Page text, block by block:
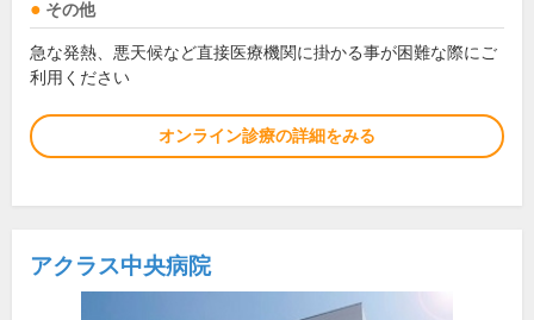
その他
急な発熱、悪天候など直接医療機関に掛かる事が困難な際にご
利用ください
オンライン診療の詳細をみる
アクラス中央病院